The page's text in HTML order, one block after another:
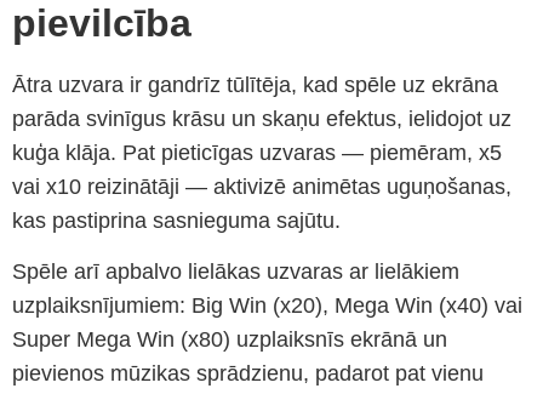
pievilcība
Ātra uzvara ir gandrīz tūlītēja, kad spēle uz ekrāna
parāda svinīgus krāsu un skaņu efektus, ielidojot uz
kuģa klāja. Pat pieticīgas uzvaras — piemēram, x5
vai x10 reizinātāji — aktivizē animētas uguņošanas,
kas pastiprina sasnieguma sajūtu.
Spēle arī apbalvo lielākas uzvaras ar lielākiem
uzplaiksnījumiem: Big Win (x20), Mega Win (x40) vai
Super Mega Win (x80) uzplaiksnīs ekrānā un
pievienos mūzikas sprādzienu, padarot pat vienu